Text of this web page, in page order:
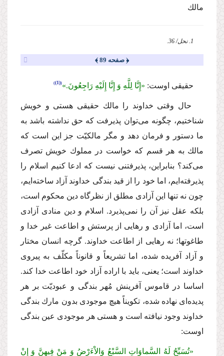
مالك
1. نحل/ 36.
﴿ صفحه 89 ﴾
حقیقى اوست: «إِنَّا لِلَّهِ وَ إِنَّا إِلَیْهِ رَاجِعُونَ.» (1)
حال وقتى خداوند را مالك حقیقى هستى و خویش
شناختیم، چگونه مى‌توان پذیرفت كه حق نداشته باشد به
ما دستور و فرمان دهد و مگر مالكیّت جز این است كه
مالك به هر قسم كه خواست در مملوك خویش تصرف
مى‌كند؟ بنابراین، پذیرفتنى نیست كه ادعا كنیم اسلام را
پذیرفته‌ایم، اما خود را از قید بندگى خداوند آزاد ساخته‌ایم،
چون نه تنها این آزادى مطلق از نظرگاه دین محكوم است،
بلكه عقل نیز آن را نمى‌پذیرد. اسلام و دین منادى آزادى
است، اما آزادى و رهایى از پرستش و اطاعت غیر خدا و
طاغوتها؛ نه رهایى از اطاعت خداوند. گرچه انسان مختار
و آزاد آفریده شده، اما تشریعاً و قانوناً مكلّف به پیروى
خداوند است؛ یعنى، باید با اراده آزاد خود اطاعت خدا كند.
اساسا در قاموس آفرینش مُهر بندگى و عبودیّت بر هر
پدیده‌اى نهاده شده، تكویناً هیچ موجودى بدون مارك بندگى
خداوند وجود نیافته است و هستى هر موجودى عین بندگى
اوست:
«تُسَبِّحُ لَهُ السَّماوَاتِ السَّبْعُ وَالاْءَرْضُ وَ مَنْ فِیهِنَّ وَ إِنْ